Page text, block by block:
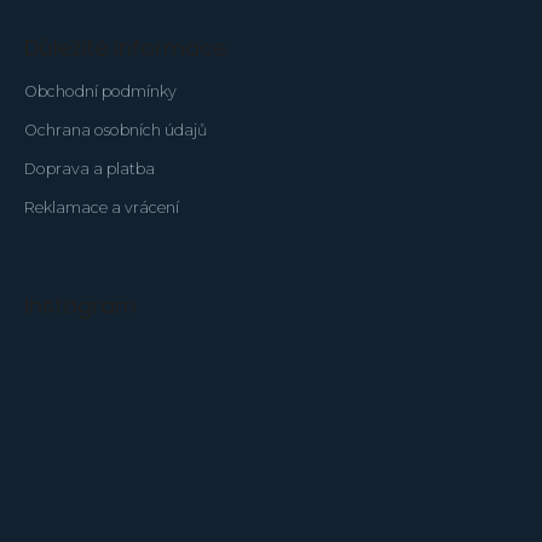
Obchodní podmínky
Ochrana osobních údajů
Doprava a platba
Reklamace a vrácení